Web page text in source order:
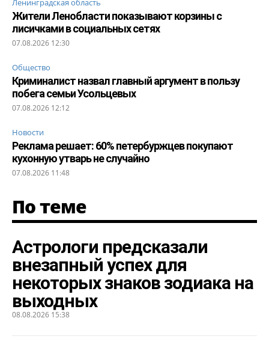
Жители Ленобласти показывают корзины с
лисичками в социальных сетях
07.08.2026 12:30
Общество
Криминалист назвал главный аргумент в пользу
побега семьи Усольцевых
07.08.2026 12:12
Новости
Реклама решает: 60% петербуржцев покупают
кухонную утварь не случайно
07.08.2026 11:48
По теме
Астрологи предсказали
внезапный успех для
некоторых знаков зодиака на
выходных
08.08.2026 15:38